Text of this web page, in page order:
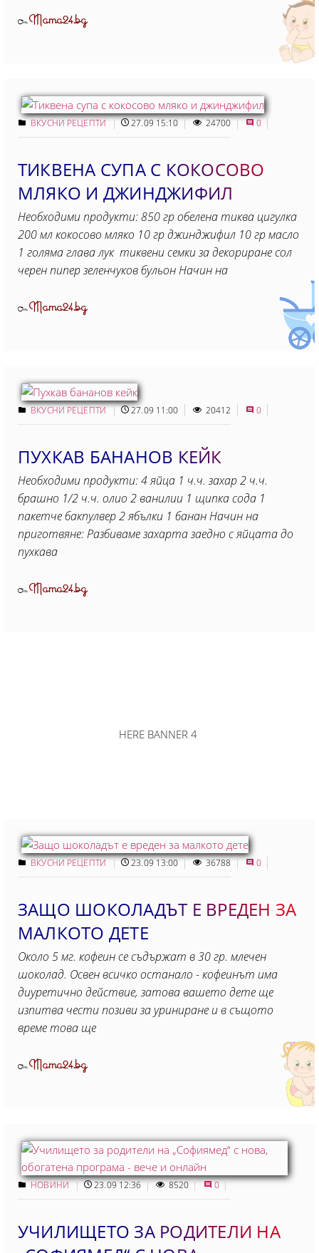
ОтMama24.bg
ВКУСНИ РЕЦЕПТИ 27.09 15:10 24700 0
ТИКВЕНА СУПА С КОКОСОВО
МЛЯКО И ДЖИНДЖИФИЛ
Необходими продукти: 850 гр обелена тиква цигулка
200 мл кокосово мляко 10 гр джинджифил 10 гр масло
1 голяма глава лук тиквени семки за декориране сол
черен пипер зеленчуков бульон Начин на
ОтMama24.bg
ВКУСНИ РЕЦЕПТИ 27.09 11:00 20412 0
ПУХКАВ БАНАНОВ КЕЙК
Необходими продукти: 4 яйца 1 ч.ч. захар 2 ч.ч.
брашно 1/2 ч.ч. олио 2 ванилии 1 щипка сода 1
пакетче бакпулвер 2 ябълки 1 банан Начин на
приготвяне: Разбиваме захарта заедно с яйцата до
пухкава
ОтMama24.bg
HERE BANNER 4
ВКУСНИ РЕЦЕПТИ 23.09 13:00 36788 0
ЗАЩО ШОКОЛАДЪТ Е ВРЕДЕН ЗА
МАЛКОТО ДЕТЕ
Около 5 мг. кофеин се съдържат в 30 гр. млечен
шоколад. Освен всичко останало - кофеинът има
диуретично действие, затова вашето дете ще
изпитва чести позиви за уриниране и в същото
време това ще
ОтMama24.bg
НОВИНИ 23.09 12:36 8520 0
УЧИЛИЩЕТО ЗА РОДИТЕЛИ НА